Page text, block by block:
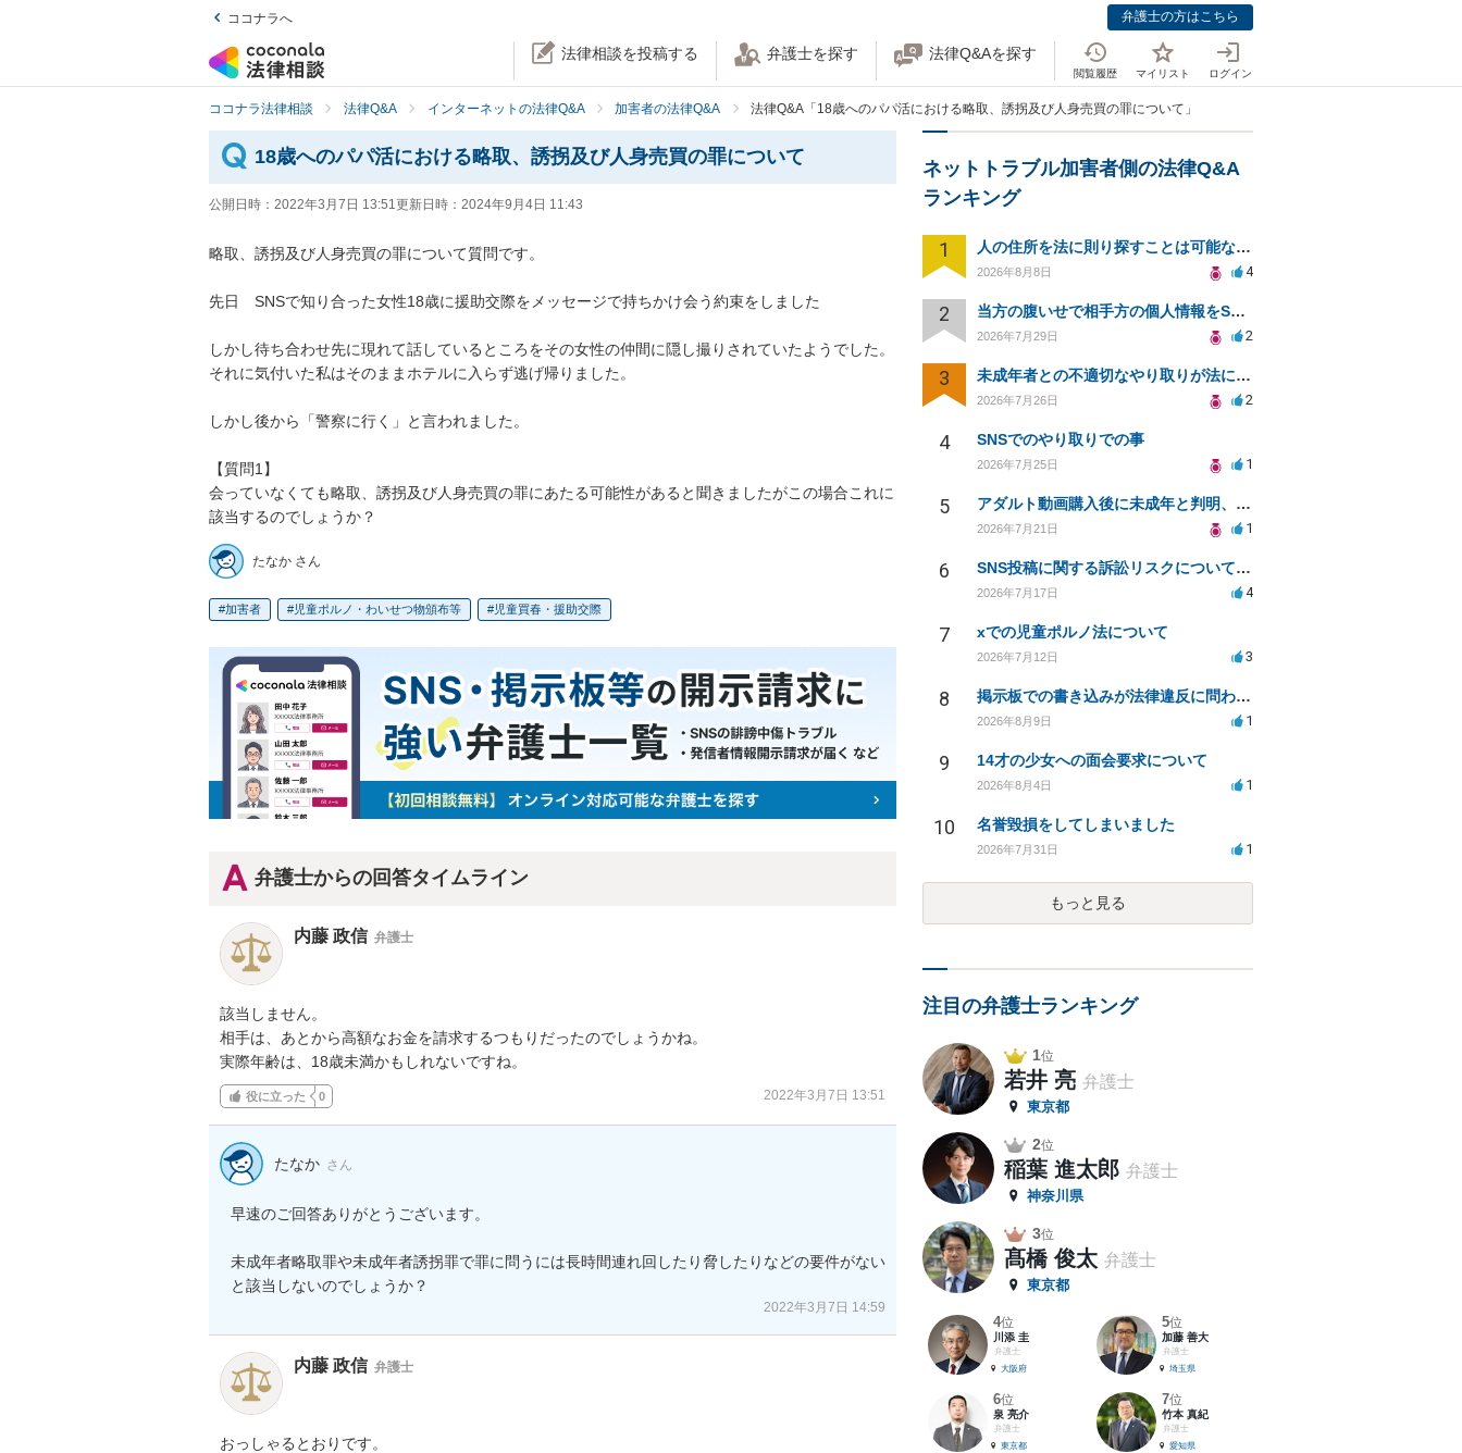
ココナラへ 弁護士の方はこちら
法律相談を投稿する 弁護士を探す 法律Q&Aを探す
閲覧履歴 マイリスト ログイン
ココナラ法律相談 法律Q&A インターネットの法律Q&A 加害者の法律Q&A 法律Q&A「18歳へのパパ活における略取、誘拐及び人身売買の罪について」
18歳へのパパ活における略取、誘拐及び人身売買の罪について
公開日時： 2022年3月7日 13:51更新日時： 2024年9月4日 11:43
略取、誘拐及び人身売買の罪について質問です。
先日　SNSで知り合った女性18歳に援助交際をメッセージで持ちかけ会う約束をしました
しかし待ち合わせ先に現れて話しているところをその女性の仲間に隠し撮りされていたようでした。
それに気付いた私はそのままホテルに入らず逃げ帰りました。
しかし後から「警察に行く」と言われました。
【質問1】
会っていなくても略取、誘拐及び人身売買の罪にあたる可能性があると聞きましたがこの場合これに
該当するのでしょうか？
たなか さん
加害者 児童ポルノ・わいせつ物頒布等 児童買春・援助交際
弁護士からの回答タイムライン
内藤 政信 弁護士
該当しません。
相手は、あとから高額なお金を請求するつもりだったのでしょうかね。
実際年齢は、18歳未満かもしれないですね。
役に立った 0 2022年3月7日 13:51
たなか さん
早速のご回答ありがとうございます。
未成年者略取罪や未成年者誘拐罪で罪に問うには長時間連れ回したり脅したりなどの要件がない
と該当しないのでしょうか？
2022年3月7日 14:59
内藤 政信 弁護士
おっしゃるとおりです。
ネットトラブル加害者側の法律Q&A
ランキング
1 人の住所を法に則り探すことは可能なのか？
2026年8月8日 4
2 当方の腹いせで相手方の個人情報をSNSで晒してしまい名誉毀損させてしまったかもしれない
2026年7月29日 2
3 未成年者との不適切なやり取りが法に触れる可能性と対処法
2026年7月26日 2
4 SNSでのやり取りでの事
2026年7月25日 1
5 アダルト動画購入後に未成年と判明、法的リスクはある？
2026年7月21日 1
6 SNS投稿に関する訴訟リスクについての相談
2026年7月17日 4
7 xでの児童ポルノ法について
2026年7月12日 3
8 掲示板での書き込みが法律違反に問われる可能性について
2026年8月9日 1
9 14才の少女への面会要求について
2026年8月4日 1
10 名誉毀損をしてしまいました
2026年7月31日 1
もっと見る
注目の弁護士ランキング
1位
若井 亮 弁護士
東京都
2位
稲葉 進太郎 弁護士
神奈川県
3位
髙橋 俊太 弁護士
東京都
4位
川添 圭
弁護士
大阪府
5位
加藤 善大
弁護士
埼玉県
6位
泉 亮介
弁護士
東京都
7位
竹本 真紀
弁護士
愛知県